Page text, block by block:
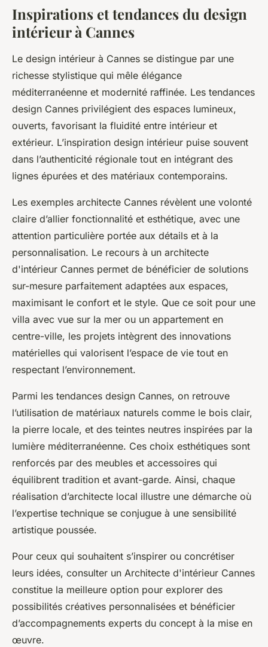
Inspirations et tendances du design
intérieur à Cannes
Le design intérieur à Cannes se distingue par une
richesse stylistique qui mêle élégance
méditerranéenne et modernité raffinée. Les tendances
design Cannes privilégient des espaces lumineux,
ouverts, favorisant la fluidité entre intérieur et
extérieur. L’inspiration design intérieur puise souvent
dans l’authenticité régionale tout en intégrant des
lignes épurées et des matériaux contemporains.
Les exemples architecte Cannes révèlent une volonté
claire d’allier fonctionnalité et esthétique, avec une
attention particulière portée aux détails et à la
personnalisation. Le recours à un architecte
d'intérieur Cannes permet de bénéficier de solutions
sur-mesure parfaitement adaptées aux espaces,
maximisant le confort et le style. Que ce soit pour une
villa avec vue sur la mer ou un appartement en
centre-ville, les projets intègrent des innovations
matérielles qui valorisent l’espace de vie tout en
respectant l’environnement.
Parmi les tendances design Cannes, on retrouve
l’utilisation de matériaux naturels comme le bois clair,
la pierre locale, et des teintes neutres inspirées par la
lumière méditerranéenne. Ces choix esthétiques sont
renforcés par des meubles et accessoires qui
équilibrent tradition et avant-garde. Ainsi, chaque
réalisation d’architecte local illustre une démarche où
l’expertise technique se conjugue à une sensibilité
artistique poussée.
Pour ceux qui souhaitent s’inspirer ou concrétiser
leurs idées, consulter un Architecte d'intérieur Cannes
constitue la meilleure option pour explorer des
possibilités créatives personnalisées et bénéficier
d’accompagnements experts du concept à la mise en
œuvre.